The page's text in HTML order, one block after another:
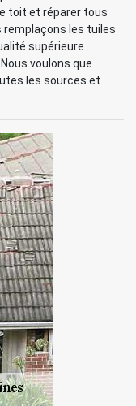
toit et réparer tous
remplaçons les tuiles
supérieure
voulons que
les sources et